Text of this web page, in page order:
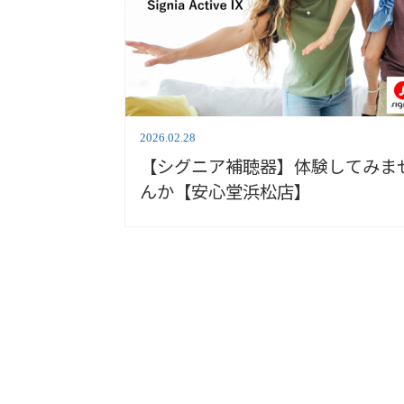
2026.02.28
【シグニア補聴器】体験してみま
んか【安心堂浜松店】